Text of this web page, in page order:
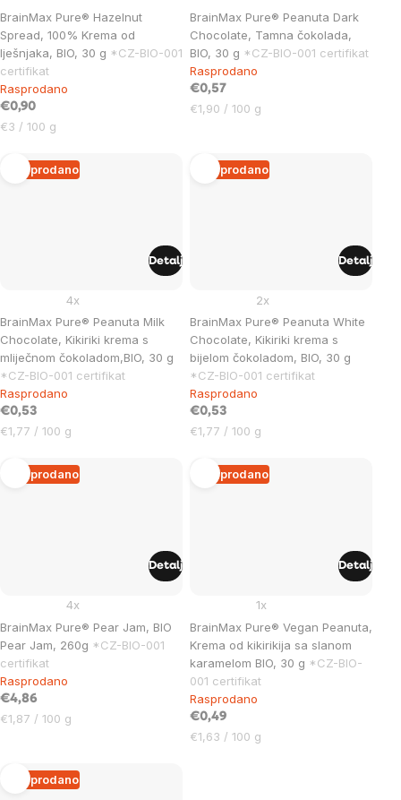
BrainMax Pure® Hazelnut
Spread, 100% Krema od
lješnjaka, BIO, 30 g *CZ-BIO-001
certifikat
Rasprodano
€0,90
Cijena
€3 / 100 g
BrainMax Pure® Peanuta Dark
Chocolate, Tamna čokolada,
BIO, 30 g *CZ-BIO-001 certifikat
Rasprodano
€0,57
Cijena
€1,90 / 100 g
Rasprodano
BrainMax Pure® Peanuta Milk
Chocolate, Kikiriki krema s
mliječnom čokoladom,BIO, 30 g
*CZ-BIO-001 certifikat
4x
Rasprodano
€0,53
Cijena
€1,77 / 100 g
Detalj
Rasprodano
BrainMax Pure® Peanuta White
Chocolate, Kikiriki krema s
bijelom čokoladom, BIO, 30 g
*CZ-BIO-001 certifikat
2x
Rasprodano
€0,53
Cijena
€1,77 / 100 g
Detalj
Rasprodano
BrainMax Pure® Pear Jam, BIO
Pear Jam, 260g *CZ-BIO-001
certifikat
4x
Rasprodano
€4,86
Cijena
€1,87 / 100 g
Detalj
Rasprodano
BrainMax Pure® Vegan Peanuta,
Krema od kikirikija sa slanom
karamelom BIO, 30 g *CZ-BIO-
001 certifikat
1x
Rasprodano
€0,49
Cijena
€1,63 / 100 g
Detalj
Rasprodano